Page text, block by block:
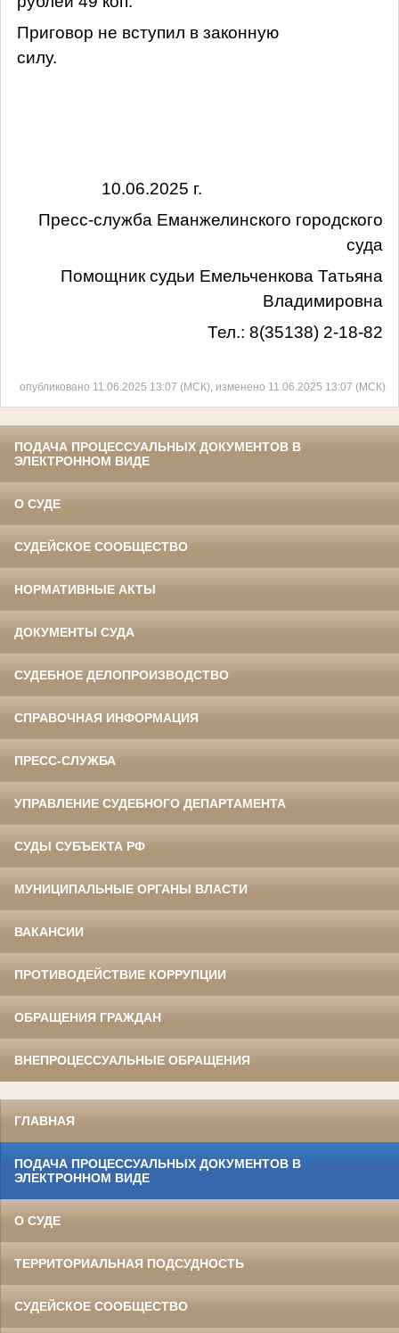
Приговор не вступил в законную
силу.
10.06.2025 г.
Пресс-служба Еманжелинского городского
суда
Помощник судьи Емельченкова Татьяна
Владимировна
Тел.: 8(35138) 2-18-82
опубликовано 11.06.2025 13:07 (МСК), изменено 11.06.2025 13:07 (МСК)
ПОДАЧА ПРОЦЕССУАЛЬНЫХ ДОКУМЕНТОВ В
ЭЛЕКТРОННОМ ВИДЕ
О СУДЕ
СУДЕЙСКОЕ СООБЩЕСТВО
НОРМАТИВНЫЕ АКТЫ
ДОКУМЕНТЫ СУДА
СУДЕБНОЕ ДЕЛОПРОИЗВОДСТВО
СПРАВОЧНАЯ ИНФОРМАЦИЯ
ПРЕСС-СЛУЖБА
УПРАВЛЕНИЕ СУДЕБНОГО ДЕПАРТАМЕНТА
СУДЫ СУБЪЕКТА РФ
МУНИЦИПАЛЬНЫЕ ОРГАНЫ ВЛАСТИ
ВАКАНСИИ
ПРОТИВОДЕЙСТВИЕ КОРРУПЦИИ
ОБРАЩЕНИЯ ГРАЖДАН
ВНЕПРОЦЕССУАЛЬНЫЕ ОБРАЩЕНИЯ
ГЛАВНАЯ
ПОДАЧА ПРОЦЕССУАЛЬНЫХ ДОКУМЕНТОВ В
ЭЛЕКТРОННОМ ВИДЕ
О СУДЕ
ТЕРРИТОРИАЛЬНАЯ ПОДСУДНОСТЬ
СУДЕЙСКОЕ СООБЩЕСТВО